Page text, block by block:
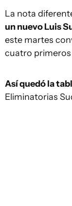
La nota
un nuevo Luis
este martes
cuatro primeros
Así quedó la
Eliminatorias